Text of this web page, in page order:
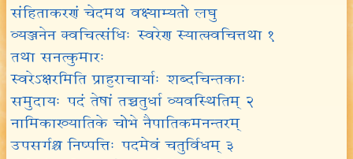
संहिताकरणं चेदमथ वक्ष्याम्यतो लघु
व्यञ्जनेन क्वचित्संधिः स्वरेण स्यात्क्वचित्तथा १
तथा सनत्कुमारः
स्वरेऽक्षरमिति प्राहुराचार्याः शब्दचिन्तकाः
समुदायः पदं तेषां तच्चतुर्धा व्यवस्थितिम् २
नामिकाख्यातिके चोभे नैपातिकमनन्तरम्
उपसर्गश्च निष्पत्तिः पदमेवं चतुर्विधम् ३